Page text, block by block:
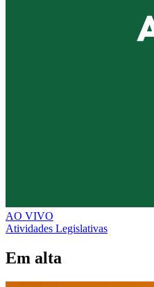
AO VIVO
Atividades Legislativas
Em alta